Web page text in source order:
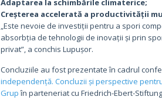
Adaptarea la schimbările climaterice;
Creșterea accelerată a productivității
„Este nevoie de investiții pentru a spori
absorbția de tehnologii de inovații și prin
privat”, a conchis Lupușor.
Concluziile au fost prezentate în cadrul
independență. Concluzii și perspective
Grupîn parteneriat cu Friedrich-Ebert-